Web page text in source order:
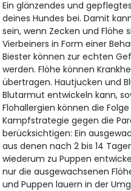
Ein glänzendes und
deines Hundes bei. Damit
sein, wenn Zecken und Flöhe
Vierbeiners in Form einer
Biester können zur echten
werden. Flöhe können
übertragen. Hautjucken und
Blutarmut entwickeln kann,
Flohallergien können die
Kampfstrategie gegen die
berücksichtigen: Ein
aus denen nach 2 bis 14
wiederum zu Puppen
nur die ausgewachsenen
und Puppen lauern in der